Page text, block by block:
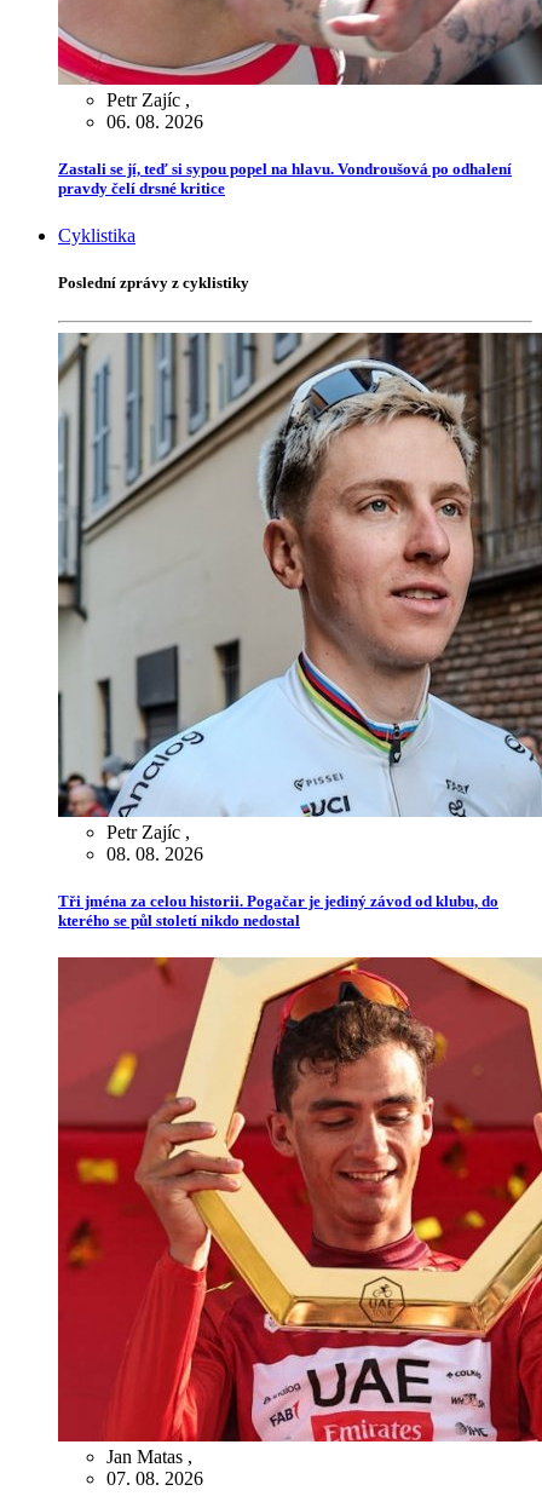
Petr Zajíc ,
06. 08. 2026
Zastali se jí, teď si sypou popel na hlavu. Vondroušová po odhalení
pravdy čelí drsné kritice
Cyklistika
Poslední zprávy z cyklistiky
Petr Zajíc ,
08. 08. 2026
Tři jména za celou historii. Pogačar je jediný závod od klubu, do
kterého se půl století nikdo nedostal
Jan Matas ,
07. 08. 2026